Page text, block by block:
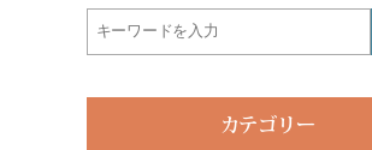
カテゴリー